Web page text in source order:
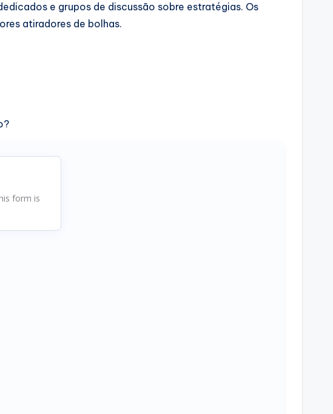
e grupos de discussão sobre estratégias. Os
atiradores de bolhas.